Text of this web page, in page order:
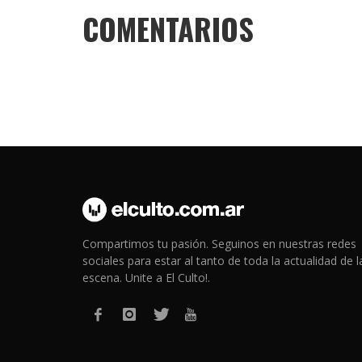
COMENTARIOS
Compartimos tu pasión. Seguinos en nuestras redes
sociales para estar al tanto de toda la actualidad de
escena. Unite a El Culto!.